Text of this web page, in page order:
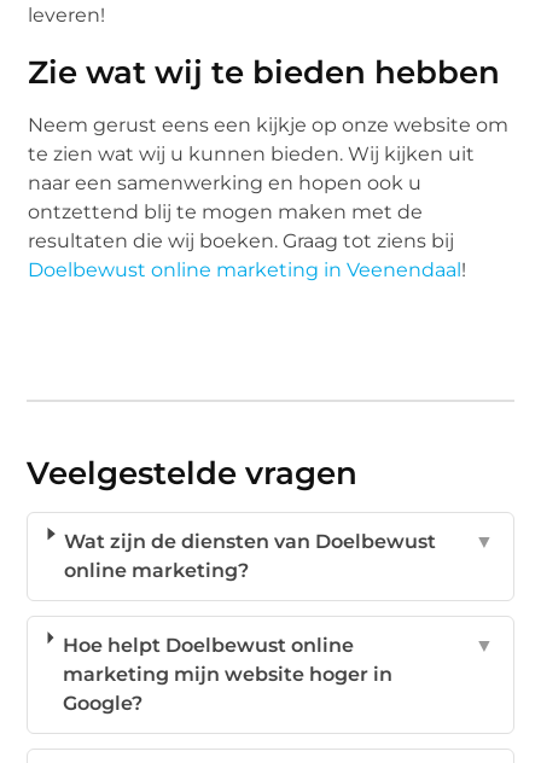
leveren!
Zie wat wij te bieden hebben
Neem gerust eens een kijkje op onze website om
te zien wat wij u kunnen bieden. Wij kijken uit
naar een samenwerking en hopen ook u
ontzettend blij te mogen maken met de
resultaten die wij boeken. Graag tot ziens bij
Doelbewust online marketing in Veenendaal!
Veelgestelde vragen
Wat zijn de diensten van Doelbewust
online marketing?
▼
Hoe helpt Doelbewust online
marketing mijn website hoger in
Google?
▼